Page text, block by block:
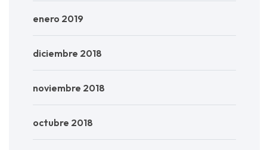
enero 2019
diciembre 2018
noviembre 2018
octubre 2018